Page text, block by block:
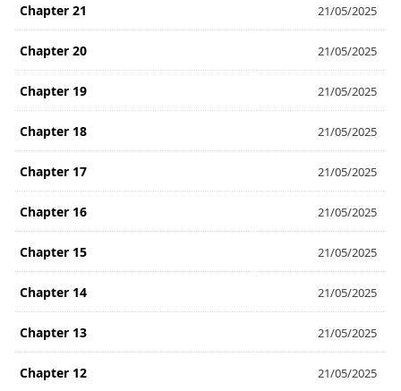
Chapter 21 21/05/2025
Chapter 20 21/05/2025
Chapter 19 21/05/2025
Chapter 18 21/05/2025
Chapter 17 21/05/2025
Chapter 16 21/05/2025
Chapter 15 21/05/2025
Chapter 14 21/05/2025
Chapter 13 21/05/2025
Chapter 12 21/05/2025